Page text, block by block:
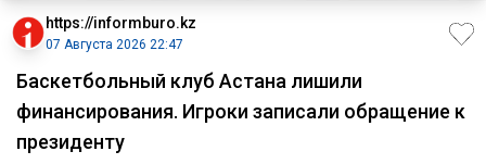
https://informburo.kz
07 Августа 2026 22:47
Баскетбольный клуб Астана лишили
финансирования. Игроки записали обращение к
президенту